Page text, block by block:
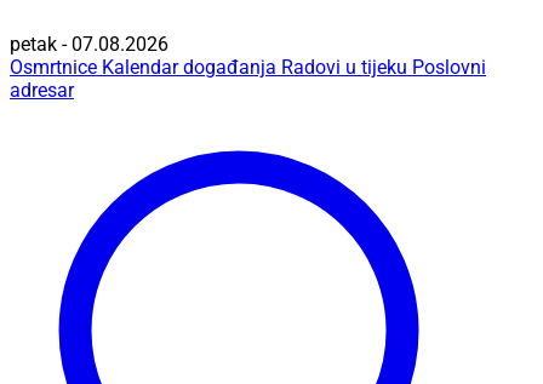
petak - 07.08.2026
Osmrtnice Kalendar događanja Radovi u tijeku Poslovni
adresar